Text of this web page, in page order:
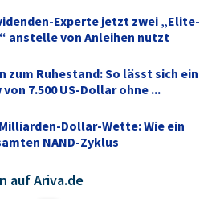
Experte jetzt zwei „Elite-
anstelle von Anleihen nutzt
zum Ruhestand: So lässt sich ein
7.500 US‑Dollar ohne ...
Dollar-Wette: Wie ein
NAND‑Zyklus
auf Ariva.de